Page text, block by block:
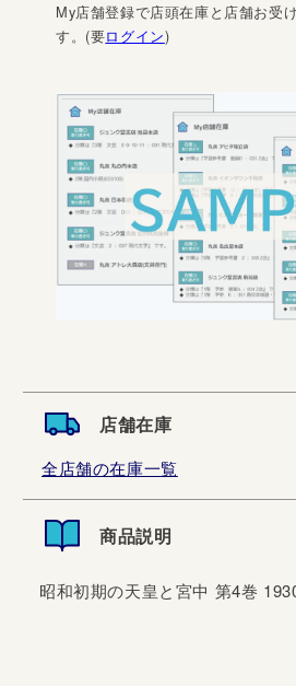
My店舗登録で店頭在庫と店舗お受
す。(要ログイン)
店舗在庫
全店舗の在庫一覧
商品説明
昭和初期の天皇と宮中 第4巻